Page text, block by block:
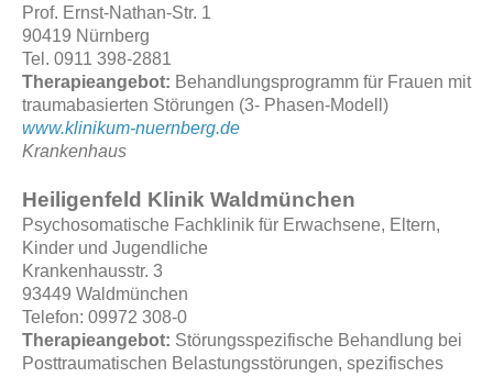
Prof. Ernst-Nathan-Str. 1
90419 Nürnberg
Tel. 0911 398-2881
Therapieangebot: Behandlungsprogramm für Frauen mit
traumabasierten Störungen (3- Phasen-Modell)
www.klinikum-nuernberg.de
Krankenhaus
Heiligenfeld Klinik Waldmünchen
Psychosomatische Fachklinik für Erwachsene, Eltern,
Kinder und Jugendliche
Krankenhausstr. 3
93449 Waldmünchen
Telefon: 09972 308-0
Therapieangebot: Störungsspezifische Behandlung bei
Posttraumatischen Belastungsstörungen, spezifisches